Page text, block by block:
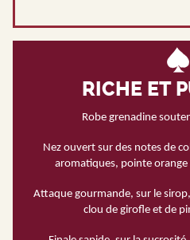
RICHE ET
Robe grenadine
Nez ouvert sur des notes de
aromatiques, pointe
Attaque gourmande, sur le
clou de girofle et de